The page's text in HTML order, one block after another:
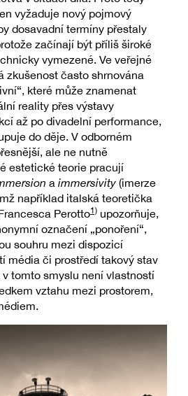
vyžaduje nový pojmový
dosavadní termíny přestaly
začínají být příliš široké
vymezené. Ve veřejné
zkušenost často shrnována
které může znamenat
reality přes výstavy
až po divadelní performance,
do děje. V odborném
ale ne nutně
estetické teorie pracují
a immersivity (imerze
například italská teoretička
Perotto1) upozorňuje,
označení „ponoření“,
souhru mezi dispozicí
média či prostředí takový stav
tomto smyslu není vlastností
vztahu mezi prostorem,